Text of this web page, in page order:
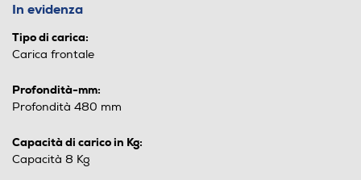
In evidenza
Tipo di carica:
Carica frontale
Profondità-mm:
Profondità 480 mm
Capacità di carico in Kg:
Capacità 8 Kg